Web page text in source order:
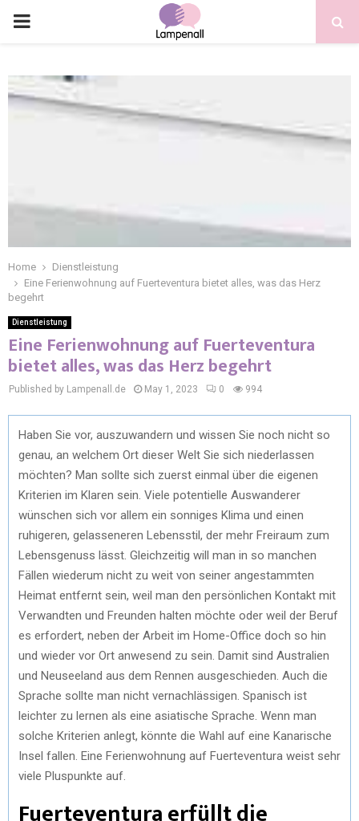
Home
Dienstleistung
Eine Ferienwohnung auf Fuerteventura bietet alles, was das Herz
begehrt
Dienstleistung
Eine Ferienwohnung auf Fuerteventura
bietet alles, was das Herz begehrt
Published by Lampenall.de May 1, 2023 0 994
Haben Sie vor, auszuwandern und wissen Sie noch nicht so
genau, an welchem Ort dieser Welt Sie sich niederlassen
möchten? Man sollte sich zuerst einmal über die eigenen
Kriterien im Klaren sein. Viele potentielle Auswanderer
wünschen sich vor allem ein sonniges Klima und einen
ruhigeren, gelasseneren Lebensstil, der mehr Freiraum zum
Lebensgenuss lässt. Gleichzeitig will man in so manchen
Fällen wiederum nicht zu weit von seiner angestammten
Heimat entfernt sein, weil man den persönlichen Kontakt mit
Verwandten und Freunden halten möchte oder weil der Beruf
es erfordert, neben der Arbeit im Home-Office doch so hin
und wieder vor Ort anwesend zu sein. Damit sind Australien
und Neuseeland aus dem Rennen ausgeschieden. Auch die
Sprache sollte man nicht vernachlässigen. Spanisch ist
leichter zu lernen als eine asiatische Sprache. Wenn man
solche Kriterien anlegt, könnte die Wahl auf eine Kanarische
Insel fallen. Eine Ferienwohnung auf Fuerteventura weist sehr
viele Pluspunkte auf.